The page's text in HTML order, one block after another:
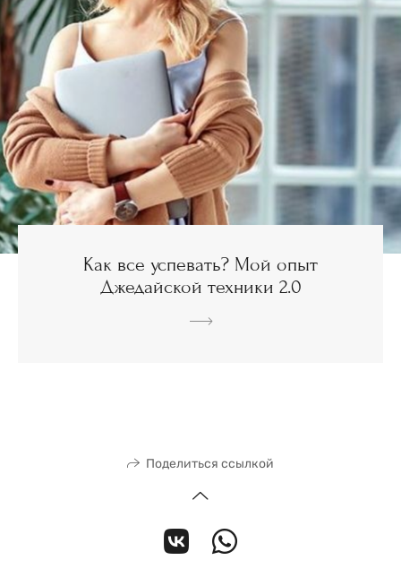
Как все успевать? Мой опыт
Джедайской техники 2.0
Поделиться ссылкой